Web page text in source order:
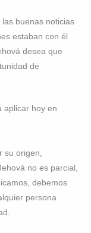
buenas noticias
estaban con él
desea que
de
aplicar hoy en
su origen,
no es parcial,
debemos
persona